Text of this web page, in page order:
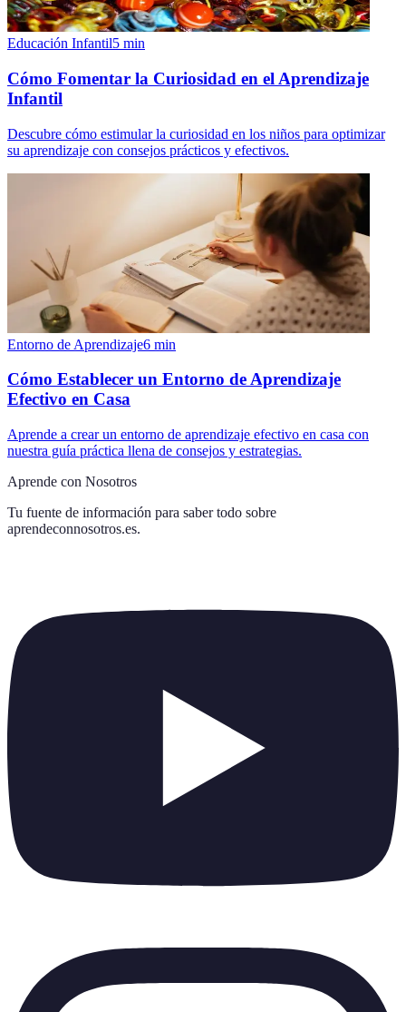
Educación Infantil5 min
Cómo Fomentar la Curiosidad en el Aprendizaje
Infantil
Descubre cómo estimular la curiosidad en los niños para optimizar
su aprendizaje con consejos prácticos y efectivos.
Entorno de Aprendizaje6 min
Cómo Establecer un Entorno de Aprendizaje
Efectivo en Casa
Aprende a crear un entorno de aprendizaje efectivo en casa con
nuestra guía práctica llena de consejos y estrategias.
Aprende con Nosotros
Tu fuente de información para saber todo sobre
aprendeconnosotros.es.